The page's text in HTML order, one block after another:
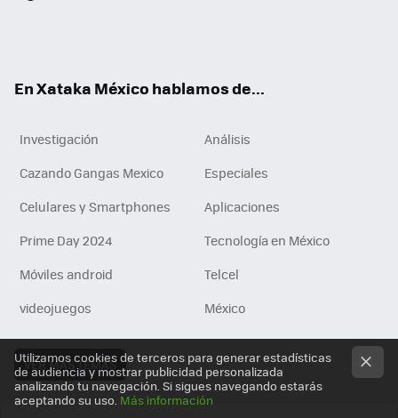
En Xataka México hablamos de...
Investigación
Análisis
Cazando Gangas Mexico
Especiales
Celulares y Smartphones
Aplicaciones
Prime Day 2024
Tecnología en México
Móviles android
Telcel
videojuegos
México
VER MÁS TEMAS
Utilizamos cookies de terceros para generar estadísticas
de audiencia y mostrar publicidad personalizada
analizando tu navegación. Si sigues navegando estarás
aceptando su uso. Más información